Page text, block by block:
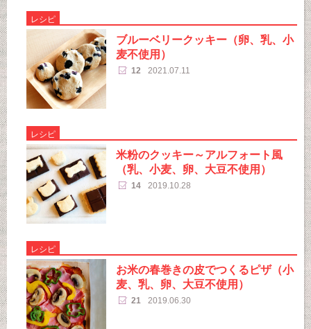
レシピ
ブルーベリークッキー（卵、乳、小
麦不使用）
12 2021.07.11
レシピ
米粉のクッキー～アルフォート風
（乳、小麦、卵、大豆不使用）
14 2019.10.28
レシピ
お米の春巻きの皮でつくるピザ（小
麦、乳、卵、大豆不使用）
21 2019.06.30